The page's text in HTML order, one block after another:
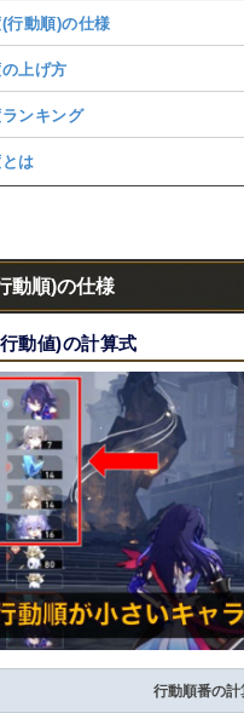
行動順)の仕様
上げ方
ンキング
は
動順)の仕様
動値)の計算式
行動順番の計